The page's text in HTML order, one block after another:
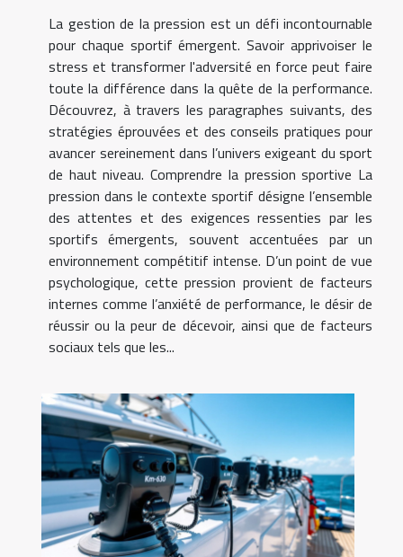
La gestion de la pression est un défi incontournable
pour chaque sportif émergent. Savoir apprivoiser le
stress et transformer l'adversité en force peut faire
toute la différence dans la quête de la performance.
Découvrez, à travers les paragraphes suivants, des
stratégies éprouvées et des conseils pratiques pour
avancer sereinement dans l’univers exigeant du sport
de haut niveau. Comprendre la pression sportive La
pression dans le contexte sportif désigne l’ensemble
des attentes et des exigences ressenties par les
sportifs émergents, souvent accentuées par un
environnement compétitif intense. D’un point de vue
psychologique, cette pression provient de facteurs
internes comme l’anxiété de performance, le désir de
réussir ou la peur de décevoir, ainsi que de facteurs
sociaux tels que les...